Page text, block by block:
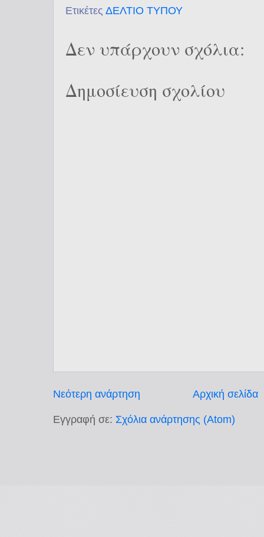
Ετικέτες ΔΕΛΤΙΟ ΤΥΠΟΥ
Δεν υπάρχουν σχόλια:
Δημοσίευση σχολίου
Νεότερη ανάρτηση Αρχική σελίδα
Εγγραφή σε: Σχόλια ανάρτησης (Atom)